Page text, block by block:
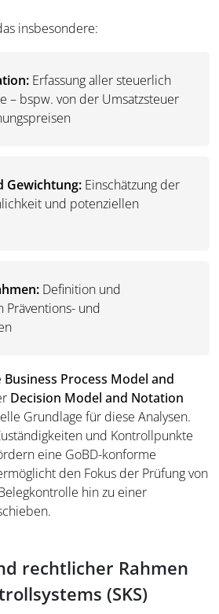
insbesondere:
Erfassung aller steuerlich
– bspw. von der Umsatzsteuer
Gewichtung: Einschätzung der
und potenziellen
Definition und
Präventions- und
Business Process Model and
Decision Model and Notation
Grundlage für diese Analysen.
und Kontrollpunkte
eine GoBD-konforme
den Fokus der Prüfung von
hin zu einer
rechtlicher Rahmen
(SKS)